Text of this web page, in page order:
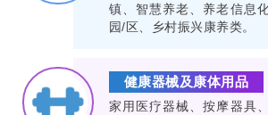
镇、智慧养老、养老信息
园/区、乡村振兴康养类。
健康器械及康体用品
家用医疗器械、按摩器具